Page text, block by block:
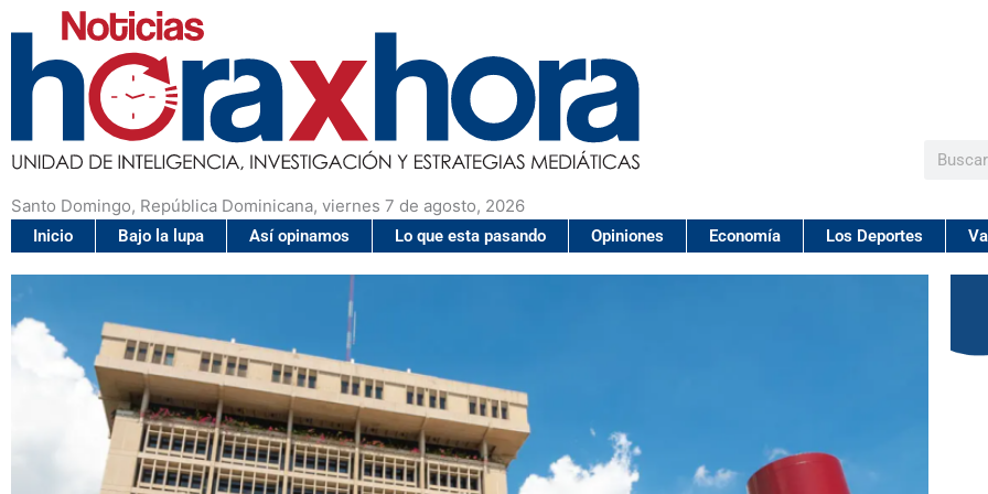
Santo Domingo, República Dominicana, viernes 7 de agosto, 2026
Buscar
Inicio Bajo la lupa Así opinamos Lo que esta pasando Opiniones Economía Los Deportes